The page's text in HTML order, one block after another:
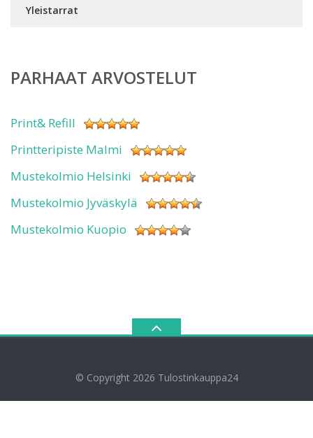
Yleistarrat
PARHAAT ARVOSTELUT
Print& Refill
Printteripiste Malmi
Mustekolmio Helsinki
Mustekolmio Jyväskylä
Mustekolmio Kuopio
© Copyright 2026 Tulostinkauppa24